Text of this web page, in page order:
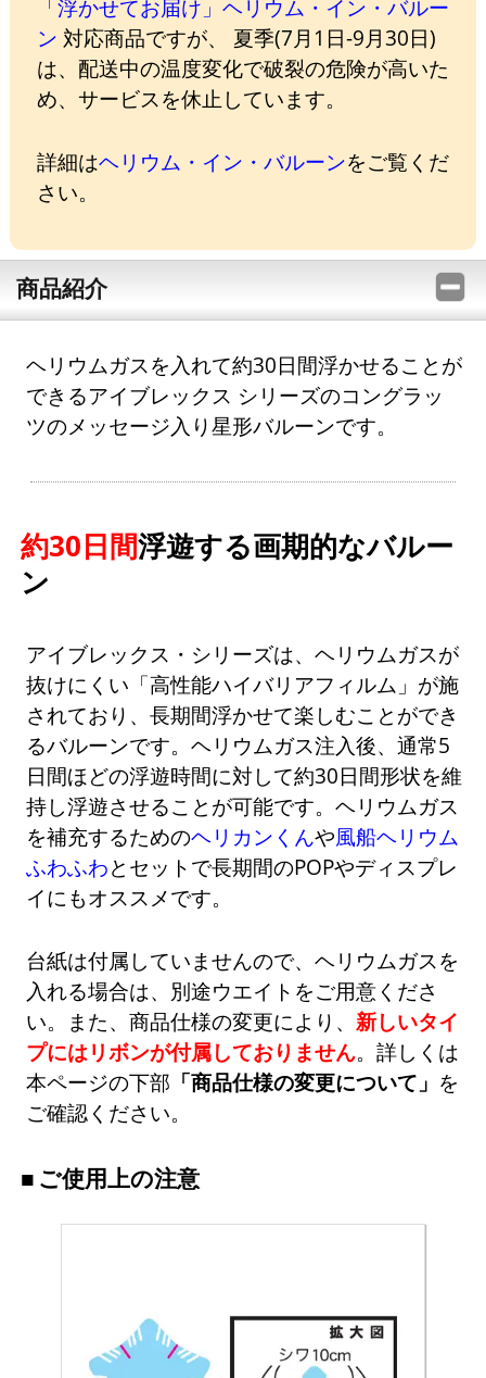
「浮かせてお届け」ヘリウム・イン・バルー
ン 対応商品ですが、 夏季(7月1日-9月30日)
は、配送中の温度変化で破裂の危険が高いた
め、サービスを休止しています。
詳細はヘリウム・イン・バルーンをご覧くだ
さい。
商品紹介
ヘリウムガスを入れて約30日間浮かせることが
できるアイブレックス シリーズのコングラッ
ツのメッセージ入り星形バルーンです。
約30日間浮遊する画期的なバルー
ン
アイブレックス・シリーズは、ヘリウムガスが
抜けにくい「高性能ハイバリアフィルム」が施
されており、長期間浮かせて楽しむことができ
るバルーンです。ヘリウムガス注入後、通常5
日間ほどの浮遊時間に対して約30日間形状を維
持し浮遊させることが可能です。ヘリウムガス
を補充するためのヘリカンくんや風船ヘリウム
ふわふわとセットで長期間のPOPやディスプレ
イにもオススメです。
台紙は付属していませんので、ヘリウムガスを
入れる場合は、別途ウエイトをご用意くださ
い。また、商品仕様の変更により、新しいタイ
プにはリボンが付属しておりません。詳しくは
本ページの下部 「商品仕様の変更について」 を
ご確認ください。
ご使用上の注意